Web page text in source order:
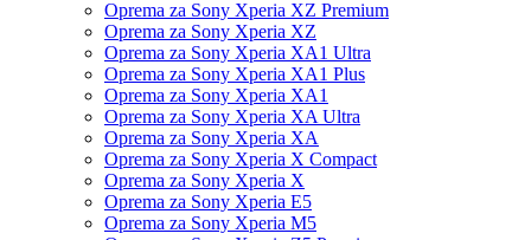
Oprema za Sony Xperia XZ Premium
Oprema za Sony Xperia XZ
Oprema za Sony Xperia XA1 Ultra
Oprema za Sony Xperia XA1 Plus
Oprema za Sony Xperia XA1
Oprema za Sony Xperia XA Ultra
Oprema za Sony Xperia XA
Oprema za Sony Xperia X Compact
Oprema za Sony Xperia X
Oprema za Sony Xperia E5
Oprema za Sony Xperia M5